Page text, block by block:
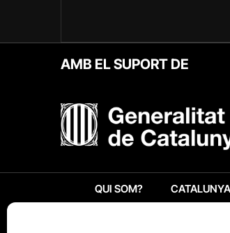
AMB EL SUPORT DE
QUI SOM?